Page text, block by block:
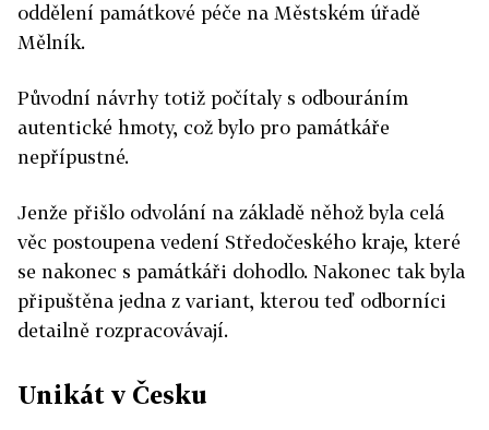
oddělení památkové péče na Městském úřadě
Mělník.
Původní návrhy totiž počítaly s odbouráním
autentické hmoty, což bylo pro památkáře
nepřípustné.
Jenže přišlo odvolání na základě něhož byla celá
věc postoupena vedení Středočeského kraje, které
se nakonec s památkáři dohodlo. Nakonec tak byla
připuštěna jedna z variant, kterou teď odborníci
detailně rozpracovávají.
Unikát v Česku